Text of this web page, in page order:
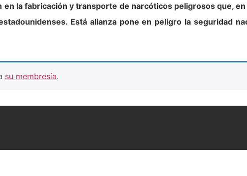
la fabricación y transporte de narcóticos peligrosos que,
Está alianza pone en peligro la seguridad
su membresía.